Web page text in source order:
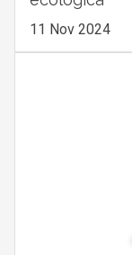
11 Nov 2024